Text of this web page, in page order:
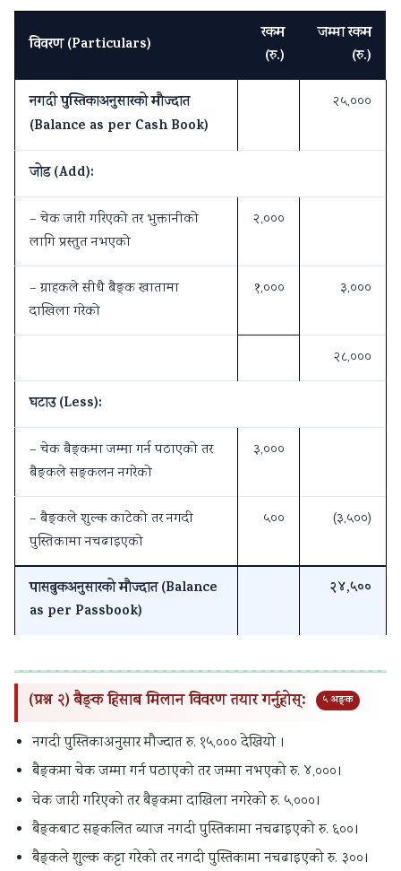
विवरण (Particulars)
रकम
(रु.)
जम्मा रकम
(रु.)
नगदी पुस्तिकाअनुसारको मौज्दात
(Balance as per Cash Book)
२५,०००
जोड (Add):
– चेक जारी गरिएको तर भुक्तानीको
लागि प्रस्तुत नभएको
२,०००
– ग्राहकले सीधै बैङ्क खातामा
दाखिला गरेको
१,००० ३,०००
२८,०००
घटाउ (Less):
– चेक बैङ्कमा जम्मा गर्न पठाएको तर
बैङ्कले सङ्कलन नगरेको
३,०००
– बैङ्कले शुल्क काटेको तर नगदी
पुस्तिकामा नचढाइएको
५०० (३,५००)
पासबुकअनुसारको मौज्दात (Balance
as per Passbook)
२४,५००
(प्रश्न २) बैङ्क हिसाब मिलान विवरण तयार गर्नुहोस्: ५ अङ्क
नगदी पुस्तिकाअनुसार मौज्दात रु. १५,००० देखियो ।
बैङ्कमा चेक जम्मा गर्न पठाएको तर जम्मा नभएको रु. ४,०००।
चेक जारी गरिएको तर बैङ्कमा दाखिला नगरेको रु. ५,०००।
बैङ्कबाट सङ्कलित ब्याज नगदी पुस्तिकामा नचढाइएको रु. ६००।
बैङ्कले शुल्क कट्टा गरेको तर नगदी पुस्तिकामा नचढाइएको रु. ३००।